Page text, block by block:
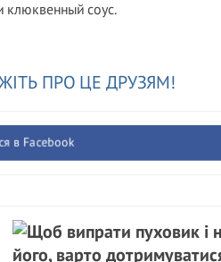
клюквенный соус.
ПРО ЦЕ ДРУЗЯМ!
в Facebook